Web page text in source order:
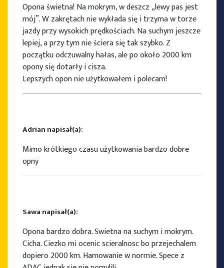
Opona świetna! Na mokrym, w deszcz „lewy pas jest
mój”. W zakrętach nie wykłada się i trzyma w torze
jazdy przy wysokich prędkościach. Na suchym jeszcze
lepiej, a przy tym nie ściera się tak szybko. Z
początku odczuwalny hałas, ale po około 2000 km
opony się dotarły i cisza.
Lepszych opon nie użytkowałem i polecam!
Adrian napisał(a):
Mimo krótkiego czasu użytkowania bardzo dobre
opny
Sawa napisał(a):
Opona bardzo dobra. Swietna na suchym i mokrym.
Cicha. Ciezko mi ocenic scieralnosc bo przejechalem
dopiero 2000 km. Hamowanie w normie. Spece z